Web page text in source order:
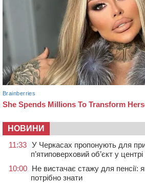
НОВИНИ
11:33 У Черкасах пропонують для
п’ятиповерховий об’єкт у центрі
10:00 Не вистачає стажу для пенсії:
потрібно знати